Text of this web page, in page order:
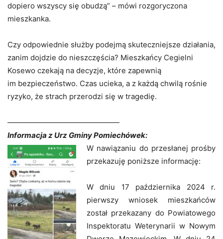
dopiero wszyscy się obudzą” – mówi rozgoryczona
mieszkanka.
Czy odpowiednie służby podejmą skuteczniejsze działania,
zanim dojdzie do nieszczęścia? Mieszkańcy Cegielni
Kosewo czekają na decyzje, które zapewnią
im bezpieczeństwo. Czas ucieka, a z każdą chwilą rośnie
ryzyko, że strach przerodzi się w tragedię.
———————————————
Informacja z Urz Gminy Pomiechówek:
W nawiązaniu do przesłanej prośby
przekazuję poniższe informację:
W dniu 17 października 2024 r.
pierwszy wniosek mieszkańców
został przekazany do Powiatowego
Inspektoratu Weterynarii w Nowym